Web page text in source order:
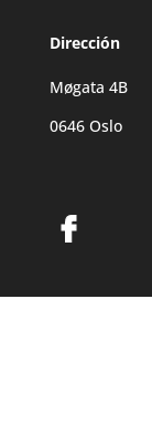
Dirección
Møgata 4B
0646 Oslo